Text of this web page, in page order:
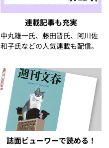
連載記事も充実
中丸雄一氏、藤田晋氏、阿川佐
和子氏などの人気連載も配信。
誌面ビューワーで読める！